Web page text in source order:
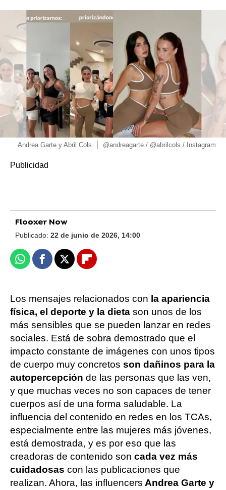
Andrea Garte y Abril Cols @andreagarte / @abrilcols / Instagram
Flooxer Now
Publicado: 22 de junio de 2026, 14:00
WhatsappFacebook
X Flipboard
Los mensajes relacionados con la apariencia
física, el deporte y la dieta son unos de los
más sensibles que se pueden lanzar en redes
sociales. Está de sobra demostrado que el
impacto constante de imágenes con unos tipos
de cuerpo muy concretos son dañinos para la
autopercepción de las personas que las ven,
y que muchas veces no son capaces de tener
cuerpos así de una forma saludable. La
influencia del contenido en redes en los TCAs,
especialmente entre las mujeres más jóvenes,
está demostrada, y es por eso que las
creadoras de contenido son cada vez más
cuidadosas con las publicaciones que
realizan. Ahora, las influencers Andrea Garte y